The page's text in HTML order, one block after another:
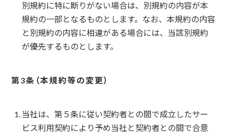
別規約に特に断りがない場合は、別規約の内容が本
規約の一部となるものとします。なお、本規約の内容
と別規約の内容に相違がある場合には、当該別規約
が優先するものとします。
本規約等の変更
当社は、第５条に従い契約者との間で成立したサー
ビス利用契約により予め当社と契約者との間で合意